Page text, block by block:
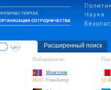
Расширенный поиск
Наблюдатели:
Монголия
16:15 Улан-Батор